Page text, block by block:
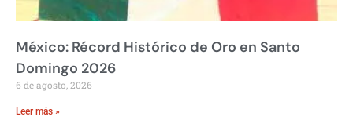
México: Récord Histórico de Oro en Santo
Domingo 2026
6 de agosto, 2026
Leer más »